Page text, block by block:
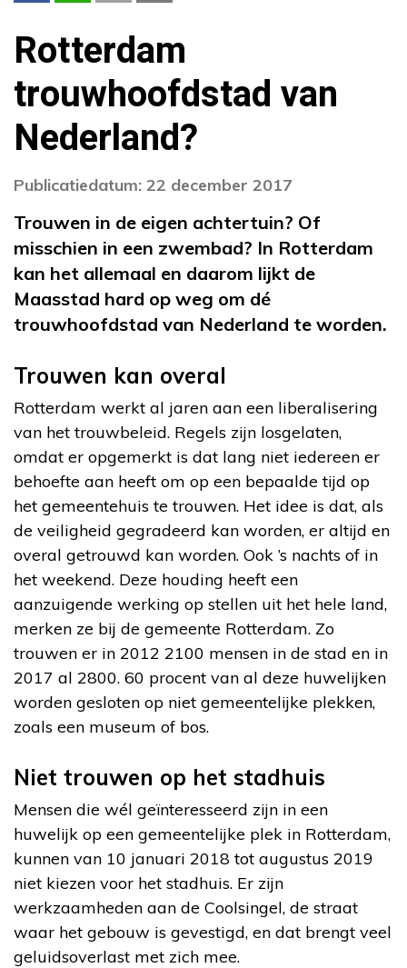
Rotterdam
trouwhoofdstad van
Nederland?
Publicatiedatum: 22 december 2017
Trouwen in de eigen achtertuin? Of
misschien in een zwembad? In Rotterdam
kan het allemaal en daarom lijkt de
Maasstad hard op weg om dé
trouwhoofdstad van Nederland te worden.
Trouwen kan overal
Rotterdam werkt al jaren aan een liberalisering
van het trouwbeleid. Regels zijn losgelaten,
omdat er opgemerkt is dat lang niet iedereen er
behoefte aan heeft om op een bepaalde tijd op
het gemeentehuis te trouwen. Het idee is dat, als
de veiligheid gegradeerd kan worden, er altijd en
overal getrouwd kan worden. Ook ’s nachts of in
het weekend. Deze houding heeft een
aanzuigende werking op stellen uit het hele land,
merken ze bij de gemeente Rotterdam. Zo
trouwen er in 2012 2100 mensen in de stad en in
2017 al 2800. 60 procent van al deze huwelijken
worden gesloten op niet gemeentelijke plekken,
zoals een museum of bos.
Niet trouwen op het stadhuis
Mensen die wél geïnteresseerd zijn in een
huwelijk op een gemeentelijke plek in Rotterdam,
kunnen van 10 januari 2018 tot augustus 2019
niet kiezen voor het stadhuis. Er zijn
werkzaamheden aan de Coolsingel, de straat
waar het gebouw is gevestigd, en dat brengt veel
geluidsoverlast met zich mee.